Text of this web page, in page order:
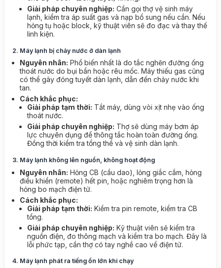
Giải pháp chuyên nghiệp: Cần gọi thợ vệ sinh máy
lạnh, kiểm tra áp suất gas và nạp bổ sung nếu cần. Nếu
hỏng tụ hoặc block, kỹ thuật viên sẽ đo đạc và thay thế
linh kiện.
2. Máy lạnh bị chảy nước ở dàn lạnh
Nguyên nhân: Phổ biến nhất là do tắc nghẽn đường ống
thoát nước do bụi bẩn hoặc rêu mốc. Máy thiếu gas cũng
có thể gây đóng tuyết dàn lạnh, dẫn đến chảy nước khi
tan.
Cách khắc phục:
Giải pháp tạm thời: Tắt máy, dùng vòi xịt nhẹ vào ống
thoát nước.
Giải pháp chuyên nghiệp: Thợ sẽ dùng máy bơm áp
lực chuyên dụng để thông tắc hoàn toàn đường ống.
Đồng thời kiểm tra tổng thể và vệ sinh dàn lạnh.
3. Máy lạnh không lên nguồn, không hoạt động
Nguyên nhân: Hỏng CB (cầu dao), lỏng giắc cắm, hỏng
điều khiển (remote) hết pin, hoặc nghiêm trọng hơn là
hỏng bo mạch điện tử.
Cách khắc phục:
Giải pháp tạm thời: Kiểm tra pin remote, kiểm tra CB
tổng.
Giải pháp chuyên nghiệp: Kỹ thuật viên sẽ kiểm tra
nguồn điện, đo thông mạch và kiểm tra bo mạch. Đây là
lỗi phức tạp, cần thợ có tay nghề cao về điện tử.
4. Máy lạnh phát ra tiếng ồn lớn khi chạy